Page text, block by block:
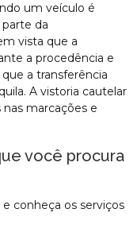
um veículo é
da
vista que a
a procedência e
a transferência
A vistoria cautelar
marcações e
você procura
conheça os serviços